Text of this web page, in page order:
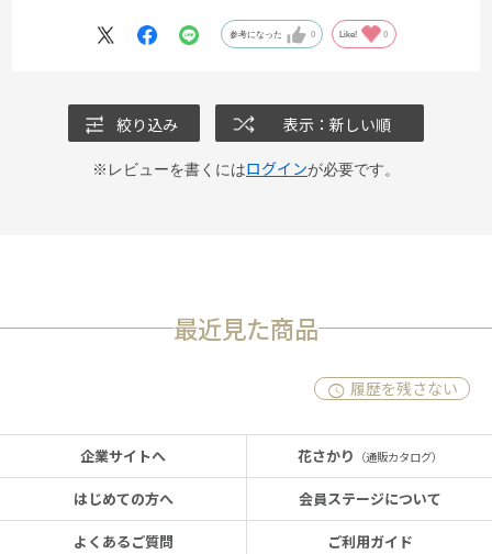
参考になった 0 Like! 0
絞り込み 表示：新しい順
※レビューを書くにはログインが必要です。
最近見た商品
履歴を残さない
企業サイトへ
はじめての方へ
よくあるご質問
花さかり （通販カタログ）
会員ステージについて
ご利用ガイド